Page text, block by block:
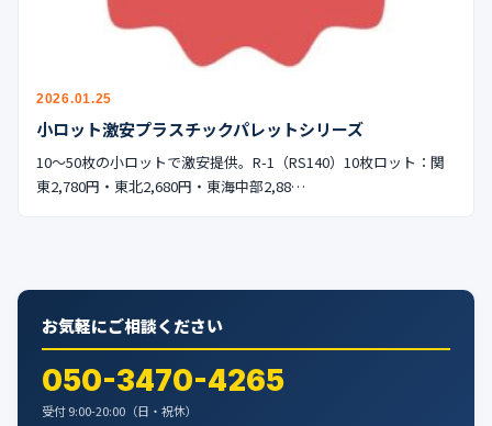
🇺🇸 🇻🇳
2026.01.25
小ロット激安プラスチックパレットシリーズ
10〜50枚の小ロットで激安提供。R-1（RS140）10枚ロット：関
東2,780円・東北2,680円・東海中部2,88…
お気軽にご相談ください
050-3470-4265
受付 9:00-20:00（日・祝休）